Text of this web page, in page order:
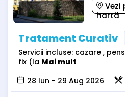
Vezi
hartă
Tratament Curativ
Servicii incluse: cazare ,
fix (la Mai mult
28 Iun - 29 Aug 2026